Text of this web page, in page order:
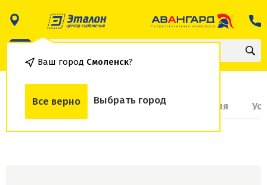
Ваш город Смоленск?
Все верно Выбрать город
О товаре Доставка и оплата Гарантия